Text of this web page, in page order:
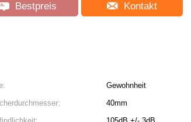
Bestpreis Kontakt
Gewohnheit
40mm